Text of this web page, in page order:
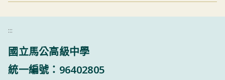
:::
國立馬公高級中學
統一編號：96402805